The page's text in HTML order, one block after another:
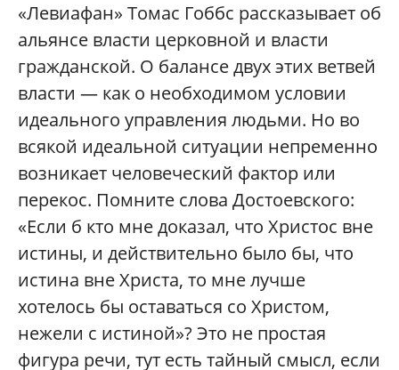
«Левиафан» Томас Гоббс рассказывает об
альянсе власти церковной и власти
гражданской. О балансе двух этих ветвей
власти — как о необходимом условии
идеального управления людьми. Но во
всякой идеальной ситуации непременно
возникает человеческий фактор или
перекос. Помните слова Достоевского:
«Если б кто мне доказал, что Христос вне
истины, и действительно было бы, что
истина вне Христа, то мне лучше
хотелось бы оставаться со Христом,
нежели с истиной»? Это не простая
фигура речи, тут есть тайный смысл, если